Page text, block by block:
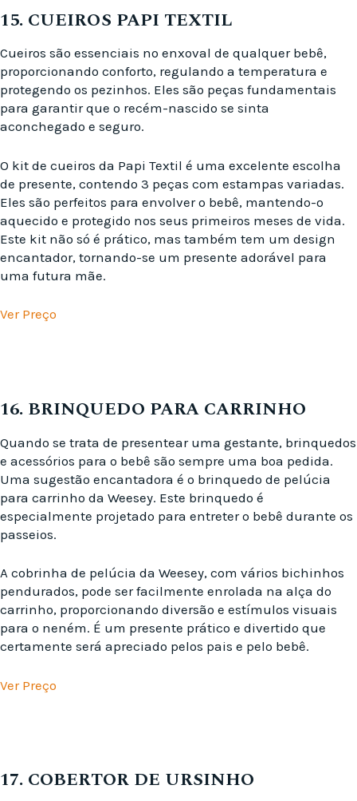
15. CUEIROS PAPI TEXTIL
Cueiros são essenciais no enxoval de qualquer bebê,
proporcionando conforto, regulando a temperatura e
protegendo os pezinhos. Eles são peças fundamentais
para garantir que o recém-nascido se sinta
aconchegado e seguro.
O kit de cueiros da Papi Textil é uma excelente escolha
de presente, contendo 3 peças com estampas variadas.
Eles são perfeitos para envolver o bebê, mantendo-o
aquecido e protegido nos seus primeiros meses de vida.
Este kit não só é prático, mas também tem um design
encantador, tornando-se um presente adorável para
uma futura mãe.
Ver Preço
16. BRINQUEDO PARA CARRINHO
Quando se trata de presentear uma gestante, brinquedos
e acessórios para o bebê são sempre uma boa pedida.
Uma sugestão encantadora é o brinquedo de pelúcia
para carrinho da Weesey. Este brinquedo é
especialmente projetado para entreter o bebê durante os
passeios.
A cobrinha de pelúcia da Weesey, com vários bichinhos
pendurados, pode ser facilmente enrolada na alça do
carrinho, proporcionando diversão e estímulos visuais
para o neném. É um presente prático e divertido que
certamente será apreciado pelos pais e pelo bebê.
Ver Preço
17. COBERTOR DE URSINHO